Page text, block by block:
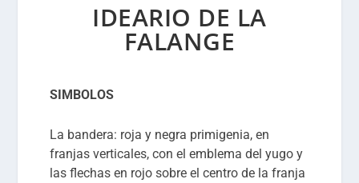
IDEARIO DE LA
FALANGE
SIMBOLOS
La bandera: roja y negra primigenia, en
franjas verticales, con el emblema del yugo y
las flechas en rojo sobre el centro de la franja